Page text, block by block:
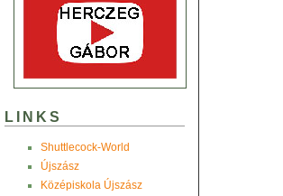
LINKS
Shuttlecock-World
Újszász
Középiskola Újszász